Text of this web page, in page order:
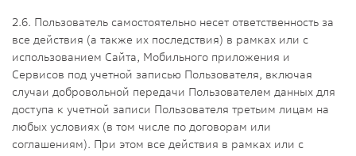
2.6. Пользователь самостоятельно несет ответственность за
все действия (а также их последствия) в рамках или с
использованием Сайта, Мобильного приложения и
Сервисов под учетной записью Пользователя, включая
случаи добровольной передачи Пользователем данных для
доступа к учетной записи Пользователя третьим лицам на
любых условиях (в том числе по договорам или
соглашениям). При этом все действия в рамках или с